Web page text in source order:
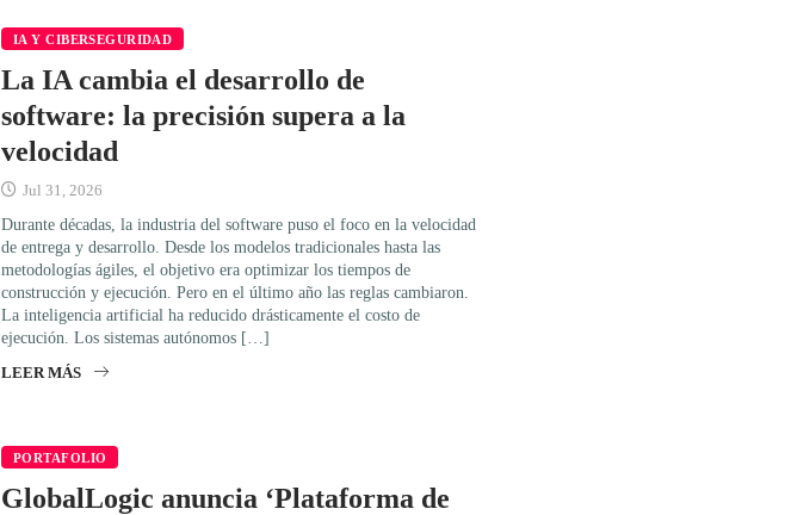
IA Y CIBERSEGURIDAD
La IA cambia el desarrollo de
software: la precisión supera a la
velocidad
Jul 31, 2026
Durante décadas, la industria del software puso el foco en la velocidad
de entrega y desarrollo. Desde los modelos tradicionales hasta las
metodologías ágiles, el objetivo era optimizar los tiempos de
construcción y ejecución. Pero en el último año las reglas cambiaron.
La inteligencia artificial ha reducido drásticamente el costo de
ejecución. Los sistemas autónomos […]
LEER MÁS
PORTAFOLIO
GlobalLogic anuncia ‘Plataforma de